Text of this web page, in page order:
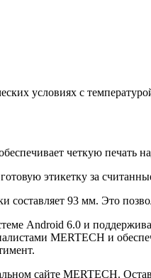
условиях с
четкую печать
этикетку за
93 мм. Это
Android 6.0 и
MERTECH и
сайте MERTECH.